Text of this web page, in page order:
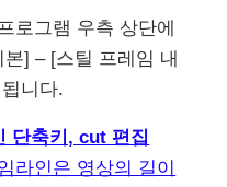
로그램 우측 상단에
] – [스틸 프레임 내
니다.
단축키, cut 편집
라인은 영상의 길이